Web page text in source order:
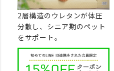
2層構造のウレタンが体圧
分散し、シニア期のペット
をサポート。